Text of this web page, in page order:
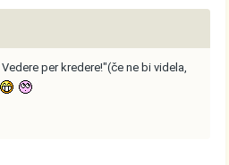
Vedere per kredere!"(če ne bi videla,